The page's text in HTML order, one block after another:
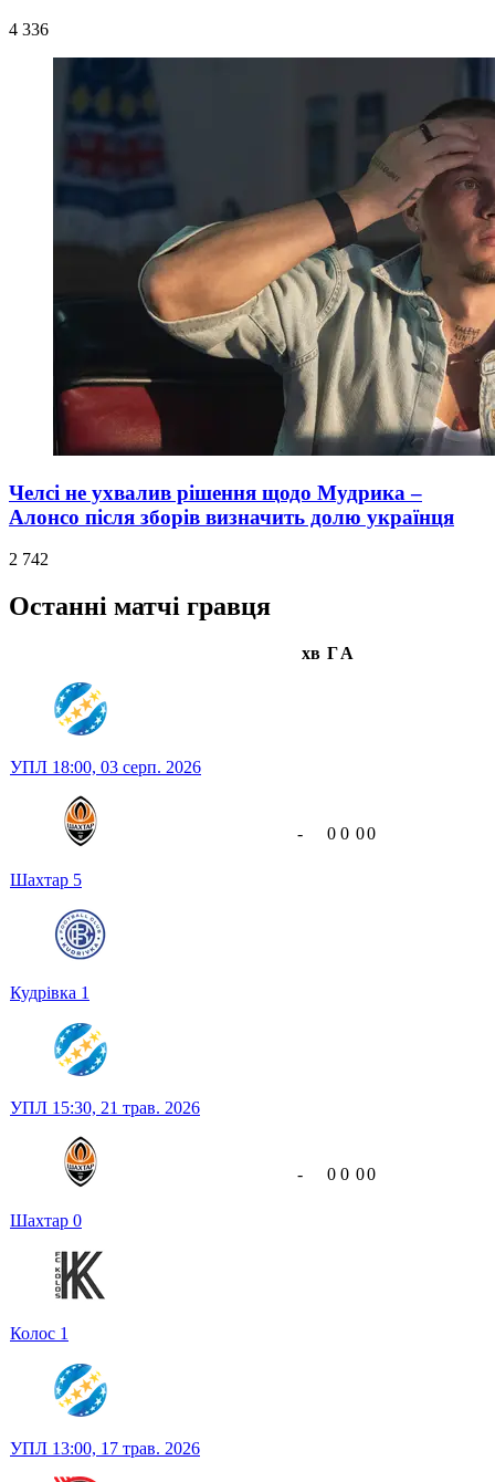
4 336
Челсі не ухвалив рішення щодо Мудрика –
Алонсо після зборів визначить долю українця
2 742
Останні матчі гравця
хв ГА
УПЛ 18:00, 03 серп. 2026
Шахтар 5
Кудрівка 1
- 0 0 00
УПЛ 15:30, 21 трав. 2026
Шахтар 0
Колос 1
- 0 0 00
УПЛ 13:00, 17 трав. 2026